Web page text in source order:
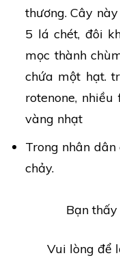
thương. Cây
5 lá chét, đôi
mọc thành
chứa một hạt.
rotenone,
vàng nhạt
Trong nhân
chảy.
Bạn
Vui lòng để